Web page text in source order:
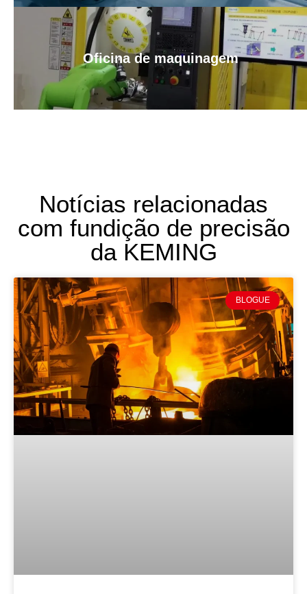
Oficina de maquinagem
Notícias relacionadas
com fundição de precisão
da KEMING
BLOGUE